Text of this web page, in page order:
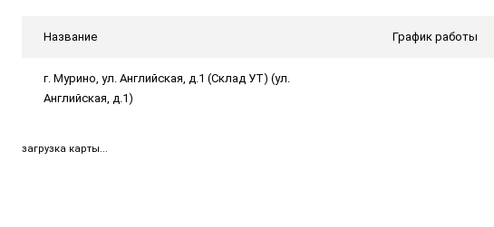
Название График работы
г. Мурино, ул. Английская, д.1 (Склад УТ) (ул.
Английская, д.1)
загрузка карты...